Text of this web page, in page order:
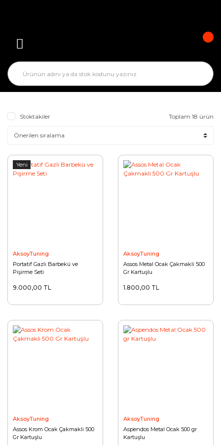
Stoktakiler Toplam 18 ürün
Yeni
AksoyTuning
Portatif Gazlı Barbekü ve
Pişirme Seti
9.000,00 TL
AksoyTuning
Assos Metal Ocak Çakmakli 500
Gr Kartuşlu
1.800,00 TL
AksoyTuning
Assos Krom Ocak Çakmakli 500
Gr Kartuşlu
AksoyTuning
Aspendos Metal Ocak 500 gr
Kartuşlu